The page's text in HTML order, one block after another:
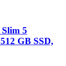
5
GB SSD,